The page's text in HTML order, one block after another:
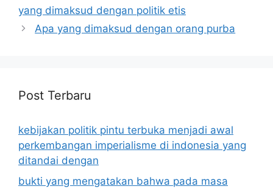
yang dimaksud dengan politik etis
Apa yang dimaksud dengan orang purba
Post Terbaru
kebijakan politik pintu terbuka menjadi awal
perkembangan imperialisme di indonesia yang
ditandai dengan
bukti yang mengatakan bahwa pada masa